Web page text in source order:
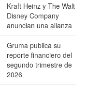
Kraft Heinz y The Walt
Disney Company
anuncian una alianza
Gruma publica su
reporte financiero del
segundo trimestre de
2026